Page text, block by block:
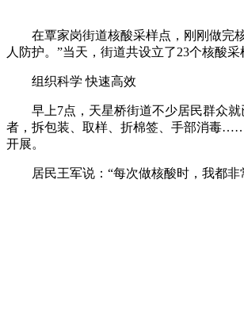
在覃家岗街道核酸采样点，刚刚做完
人防护。”当天，街道共设立了23个核酸
组织科学 快速高效
早上7点，天星桥街道不少居民群众
者，拆包装、取样、折棉签、手部消毒
开展。
居民王军说：“每次做核酸时，我都